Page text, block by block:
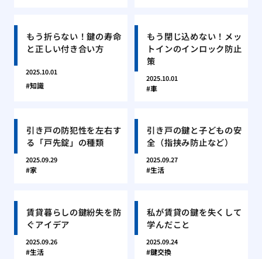
もう折らない！鍵の寿命
と正しい付き合い方
2025.10.01
知識
もう閉じ込めない！メッ
トインのインロック防止
策
2025.10.01
車
引き戸の防犯性を左右す
る「戸先錠」の種類
2025.09.29
家
引き戸の鍵と子どもの安
全（指挟み防止など）
2025.09.27
生活
賃貸暮らしの鍵紛失を防
ぐアイデア
2025.09.26
生活
私が賃貸の鍵を失くして
学んだこと
2025.09.24
鍵交換